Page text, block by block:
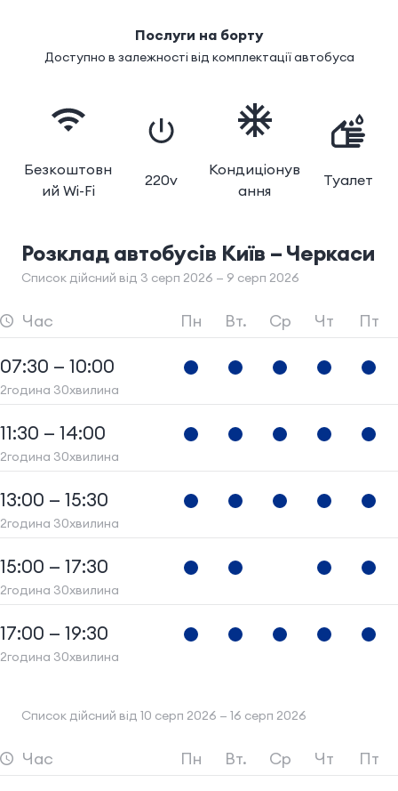
Послуги на борту
Доступно в залежності від комплектації автобуса
Безкоштовн
ий Wi-Fi
220v
Кондиціонув
ання
Туалет
Розклад автобусів Київ – Черкаси
Список дійсний від 3 серп 2026 — 9 серп 2026
Час Пн Вт. Ср Чт Пт
07:30 — 10:00
2година 30хвилина
11:30 — 14:00
2година 30хвилина
13:00 — 15:30
2година 30хвилина
15:00 — 17:30
2година 30хвилина
17:00 — 19:30
2година 30хвилина
Список дійсний від 10 серп 2026 — 16 серп 2026
Час Пн Вт. Ср Чт Пт